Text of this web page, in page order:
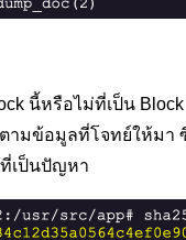
นี้หรือไม่ที่เป็น
ตามข้อมูลที่โจทย์ให้มา
เป็นปัญหา